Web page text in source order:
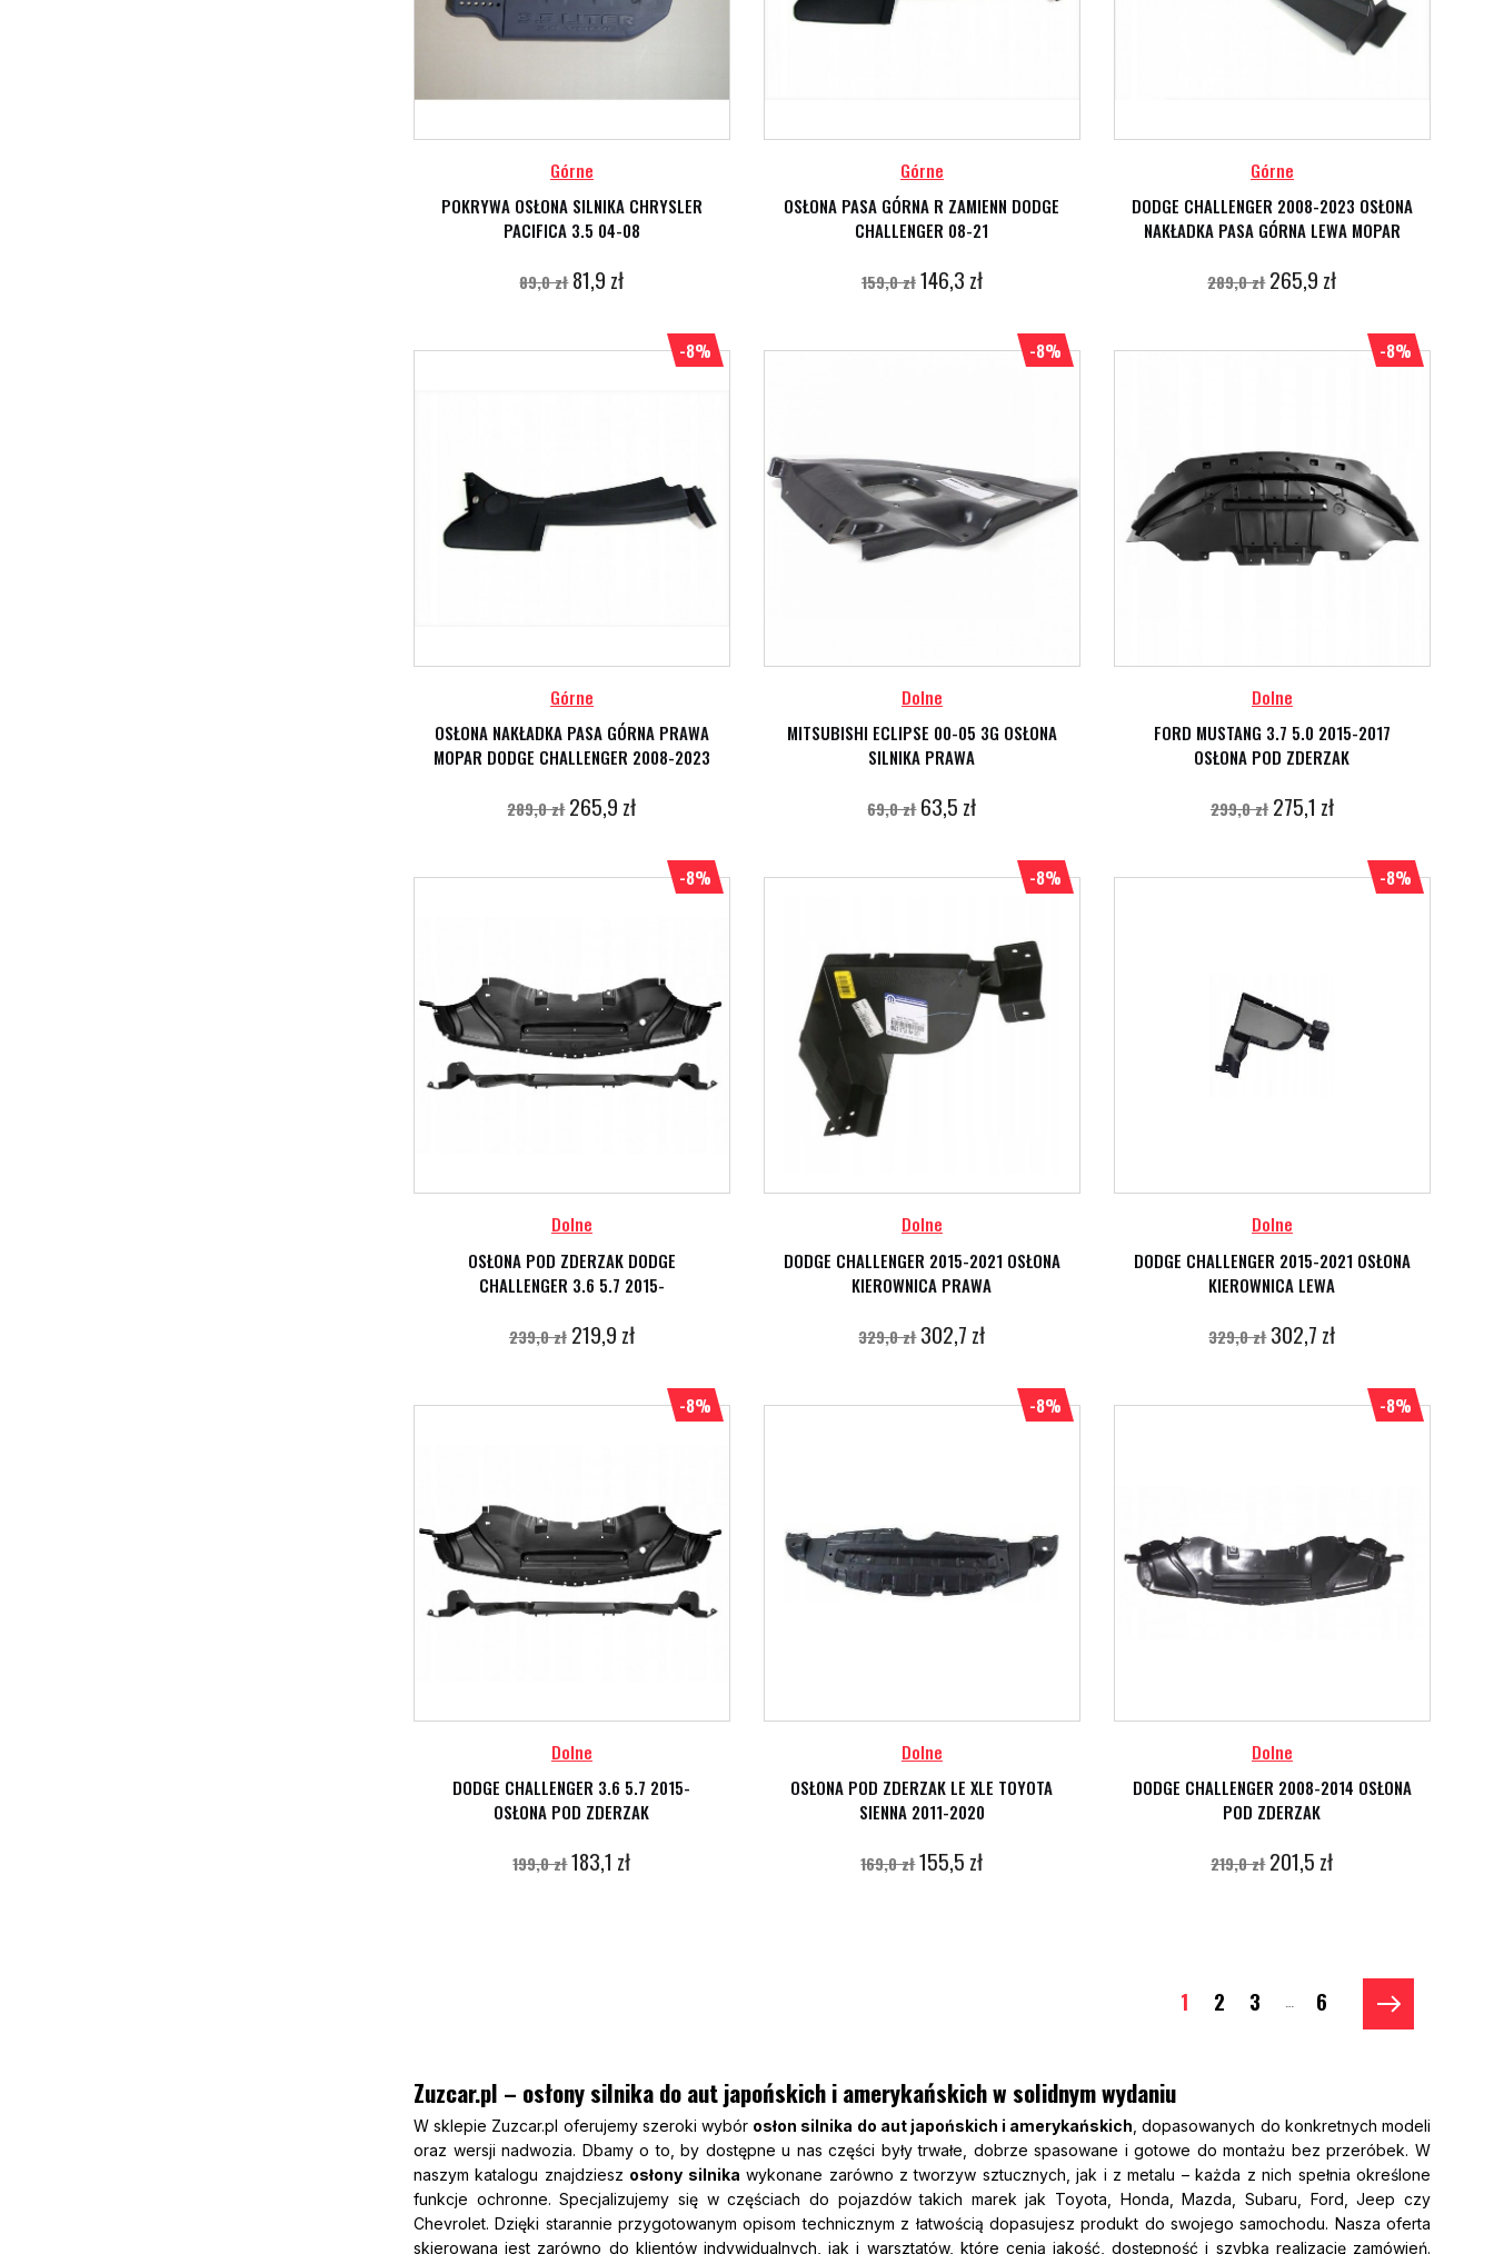
Górne
POKRYWA OSŁONA SILNIKA CHRYSLER
PACIFICA 3.5 04-08
89,0 zł 81,9 zł
Górne
OSŁONA PASA GÓRNA R ZAMIENN DODGE
CHALLENGER 08-21
159,0 zł146,3 zł
Górne
DODGE CHALLENGER 2008-2023 OSŁONA
NAKŁADKA PASA GÓRNA LEWA MOPAR
289,0 zł 265,9 zł
Górne
OSŁONA NAKŁADKA PASA GÓRNA PRAWA
MOPAR DODGE CHALLENGER 2008-2023
289,0 zł 265,9 zł
-8%
Dolne
MITSUBISHI ECLIPSE 00-05 3G OSŁONA
SILNIKA PRAWA
69,0 zł 63,5 zł
-8%
Dolne
FORD MUSTANG 3.7 5.0 2015-2017
OSŁONA POD ZDERZAK
299,0 zł 275,1 zł
-8%
Dolne
OSŁONA POD ZDERZAK DODGE
CHALLENGER 3.6 5.7 2015-
239,0 zł 219,9 zł
-8%
Dolne
DODGE CHALLENGER 2015-2021 OSŁONA
KIEROWNICA PRAWA
329,0 zł 302,7 zł
-8%
Dolne
DODGE CHALLENGER 2015-2021 OSŁONA
KIEROWNICA LEWA
329,0 zł 302,7 zł
-8%
Dolne
DODGE CHALLENGER 3.6 5.7 2015-
OSŁONA POD ZDERZAK
199,0 zł183,1 zł
-8%
Dolne
OSŁONA POD ZDERZAK LE XLE TOYOTA
SIENNA 2011-2020
169,0 zł155,5 zł
-8%
Dolne
DODGE CHALLENGER 2008-2014 OSŁONA
POD ZDERZAK
219,0 zł 201,5 zł
-8%
1 2 3 6
Zuzcar.pl – osłony silnika do aut japońskich i amerykańskich w solidnym wydaniu
W sklepie Zuzcar.pl oferujemy szeroki wybór osłon silnika do aut japońskich i amerykańskich , dopasowanych do konkretnych modeli
oraz wersji nadwozia. Dbamy o to, by dostępne u nas części były trwałe, dobrze spasowane i gotowe do montażu bez przeróbek. W
naszym katalogu znajdziesz osłony silnika wykonane zarówno z tworzyw sztucznych, jak i z metalu – każda z nich spełnia określone
funkcje ochronne. Specjalizujemy się w częściach do pojazdów takich marek jak Toyota, Honda, Mazda, Subaru, Ford, Jeep czy
Chevrolet. Dzięki starannie przygotowanym opisom technicznym z łatwością dopasujesz produkt do swojego samochodu. Nasza oferta
skierowana jest zarówno do klientów indywidualnych, jak i warsztatów, które cenią jakość, dostępność i szybką realizację zamówień.